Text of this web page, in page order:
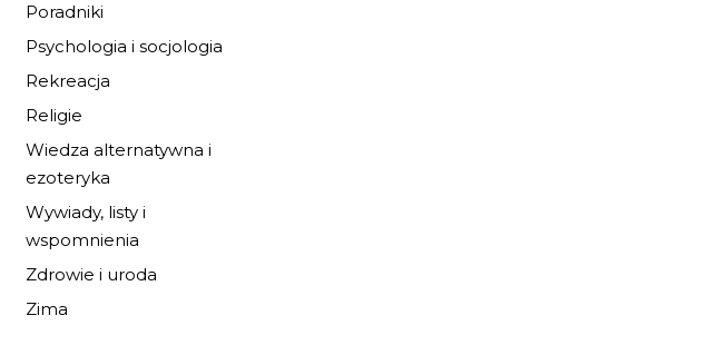
Poradniki
Psychologia i socjologia
Rekreacja
Religie
Wiedza alternatywna i
ezoteryka
Wywiady, listy i
wspomnienia
Zdrowie i uroda
Zima